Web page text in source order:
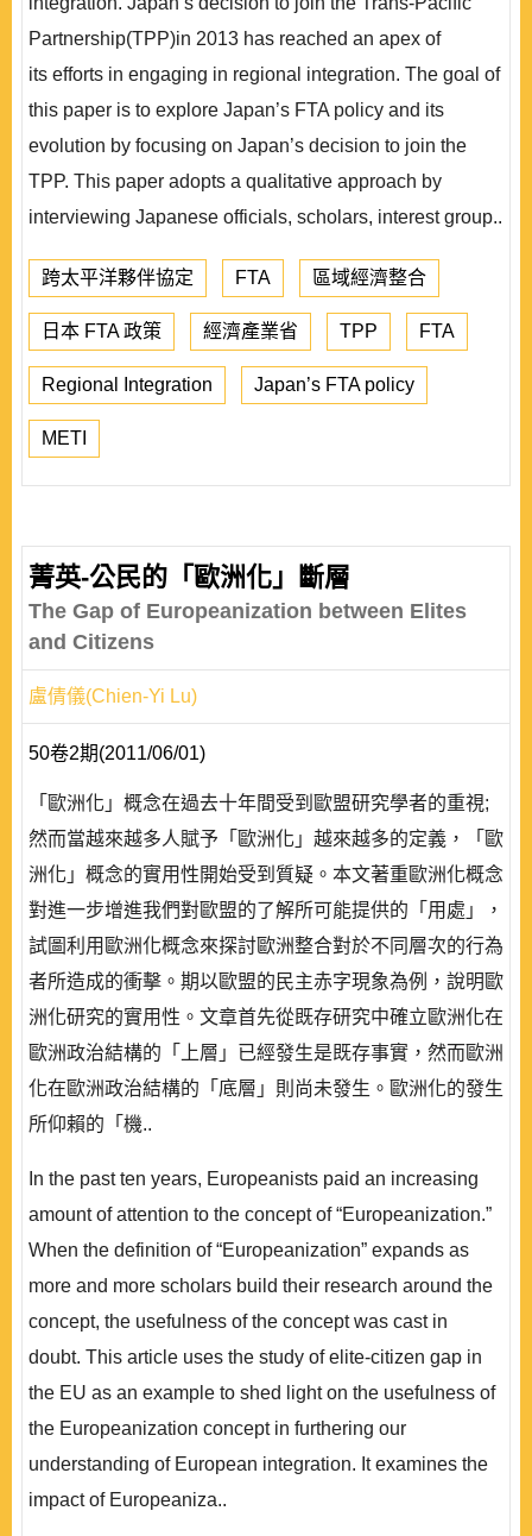
Partnership(TPP)in 2013 has reached an apex of
its efforts in engaging in regional integration. The goal of
this paper is to explore Japan’s FTA policy and its
evolution by focusing on Japan’s decision to join the
TPP. This paper adopts a qualitative approach by
interviewing Japanese officials, scholars, interest group..
跨太平洋夥伴協定 FTA 區域經濟整合
日本 FTA 政策 經濟產業省 TPP FTA
Regional Integration Japan’s FTA policy
METI
菁英-公民的「歐洲化」斷層
The Gap of Europeanization between Elites
and Citizens
盧倩儀(Chien-Yi Lu)
50卷2期(2011/06/01)
「歐洲化」概念在過去十年間受到歐盟研究學者的重視;
然而當越來越多人賦予「歐洲化」越來越多的定義，「歐
洲化」概念的實用性開始受到質疑。本文著重歐洲化概念
對進一步增進我們對歐盟的了解所可能提供的「用處」，
試圖利用歐洲化概念來探討歐洲整合對於不同層次的行為
者所造成的衝擊。期以歐盟的民主赤字現象為例，說明歐
洲化研究的實用性。文章首先從既存研究中確立歐洲化在
歐洲政治結構的「上層」已經發生是既存事實，然而歐洲
化在歐洲政治結構的「底層」則尚未發生。歐洲化的發生
所仰賴的「機..
In the past ten years, Europeanists paid an increasing
amount of attention to the concept of “Europeanization.”
When the definition of “Europeanization” expands as
more and more scholars build their research around the
concept, the usefulness of the concept was cast in
doubt. This article uses the study of elite-citizen gap in
the EU as an example to shed light on the usefulness of
the Europeanization concept in furthering our
understanding of European integration. It examines the
impact of Europeaniza..